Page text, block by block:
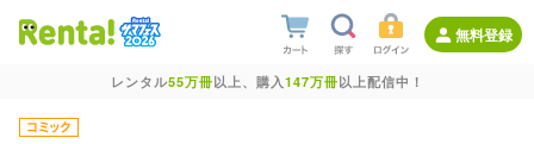
無料登録
レンタル55万冊以上、購入147万冊以上配信中！